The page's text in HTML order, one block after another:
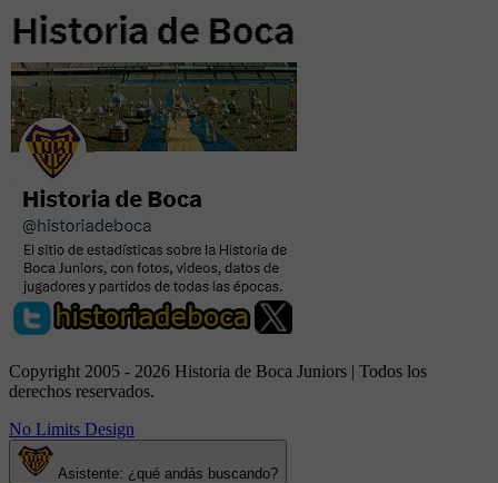
Copyright 2005 - 2026 Historia de Boca Juniors | Todos los
derechos reservados.
No Limits Design
Asistente: ¿qué andás buscando?